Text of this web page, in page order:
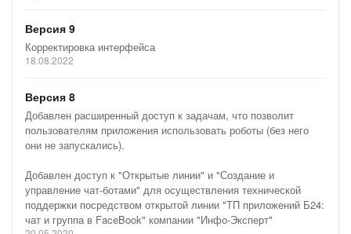
Версия 9
Корректировка интерфейса
18.08.2022
Версия 8
Добавлен расширенный доступ к задачам, что позволит
пользователям приложения использовать роботы (без него
они не запускались).
Добавлен доступ к "Открытые линии" и "Создание и
управление чат-ботами" для осуществления технической
поддержки посредством открытой линии "ТП приложений Б24:
чат и группа в FaceBook" компании "Инфо-Эксперт"